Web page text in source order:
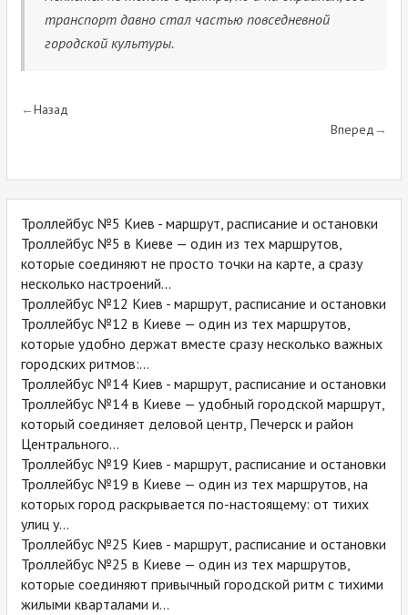
транспорт давно стал частью повседневной
городской культуры.
Назад
Вперед
Троллейбус №5 Киев - маршрут, расписание и остановки
Троллейбус №5 в Киеве — один из тех маршрутов,
которые соединяют не просто точки на карте, а сразу
несколько настроений...
Троллейбус №12 Киев - маршрут, расписание и остановки
Троллейбус №12 в Киеве — один из тех маршрутов,
которые удобно держат вместе сразу несколько важных
городских ритмов:...
Троллейбус №14 Киев - маршрут, расписание и остановки
Троллейбус №14 в Киеве — удобный городской маршрут,
который соединяет деловой центр, Печерск и район
Центрального...
Троллейбус №19 Киев - маршрут, расписание и остановки
Троллейбус №19 в Киеве — один из тех маршрутов, на
которых город раскрывается по-настоящему: от тихих
улиц у...
Троллейбус №25 Киев - маршрут, расписание и остановки
Троллейбус №25 в Киеве — один из тех маршрутов,
которые соединяют привычный городской ритм с тихими
жилыми кварталами и...